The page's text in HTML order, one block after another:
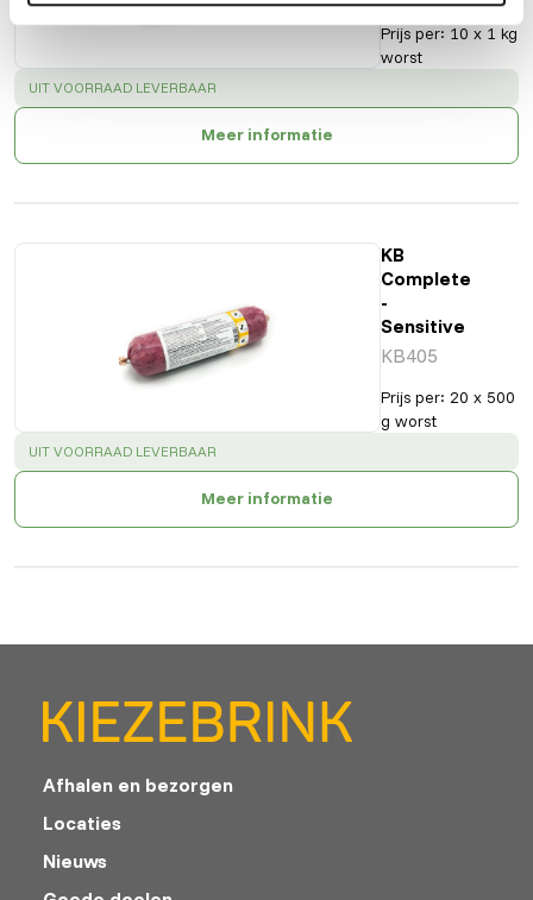
Prijs per: 10 x 1 kg
worst
SUCCESS:
UIT VOORRAAD LEVERBAAR
Meer informatie
KB
Complete
-
Sensitive
KB405
Prijs per: 20 x 500
g worst
SUCCESS:
UIT VOORRAAD LEVERBAAR
Meer informatie
Afhalen en bezorgen
Locaties
Nieuws